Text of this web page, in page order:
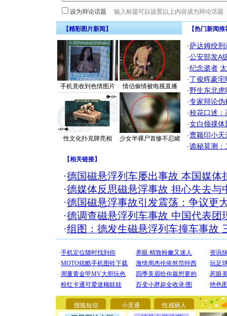
设为辩论话题
【精彩图片新闻】
手机竟收到色情图片 情侣偷情被电视直播
性文化扑克牌亮相 少女半裸尸首惨不忍睹
【热门新闻
·萨达姆绞刑
·公安部发A
·纪念逝者
·丁俊晖豪
·野生东北
·专家辩论伪
·校花口述：
·女白领祼体
·曹颖印小天
·诡秘莫测：
【相关链接】
·德国磁悬浮列车屡出事故 本国媒体
·德媒体反思磁悬浮事故 担心失去与
·德国磁悬浮事故引发震荡：争议更
·德调查磁悬浮列车事故 中国代表团
·组图：德发生磁悬浮列车撞车事故
搜狐短信 小灵通 性感丽人
[圣诞节]
你太多，
要平安